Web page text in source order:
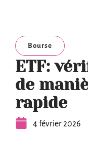
Bourse
ETF:
de
rapide
4 février 2026